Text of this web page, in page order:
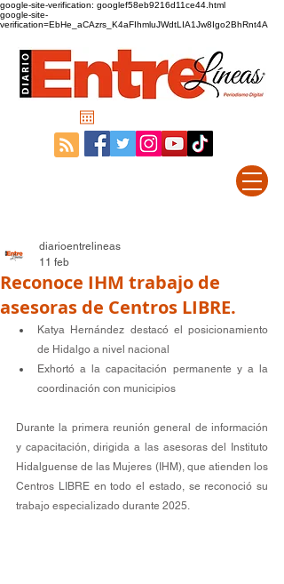
google-site-verification: googlef58eb9216d11ce44.html
google-site-
verification=EbHe_aCAzrs_K4aFIhmluJWdtLIA1Jw8Igo2BhRnt4A
Reconoce IHM trabajo de
asesoras de Centros LIBRE.
diarioentrelineas
11 feb
Katya Hernández destacó el posicionamiento
de Hidalgo a nivel nacional
Exhortó a la capacitación permanente y a la
coordinación con municipios
Durante la primera reunión general de información
y capacitación, dirigida a las asesoras del Instituto
Hidalguense de las Mujeres (IHM), que atienden los
Centros LIBRE en todo el estado, se reconoció su
trabajo especializado durante 2025.